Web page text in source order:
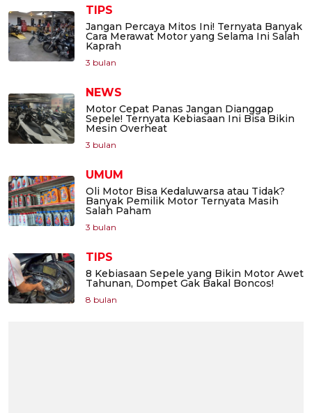
TIPS
Jangan Percaya Mitos Ini! Ternyata Banyak
Cara Merawat Motor yang Selama Ini Salah
Kaprah
3 bulan
NEWS
Motor Cepat Panas Jangan Dianggap
Sepele! Ternyata Kebiasaan Ini Bisa Bikin
Mesin Overheat
3 bulan
UMUM
Oli Motor Bisa Kedaluwarsa atau Tidak?
Banyak Pemilik Motor Ternyata Masih
Salah Paham
3 bulan
TIPS
8 Kebiasaan Sepele yang Bikin Motor Awet
Tahunan, Dompet Gak Bakal Boncos!
8 bulan